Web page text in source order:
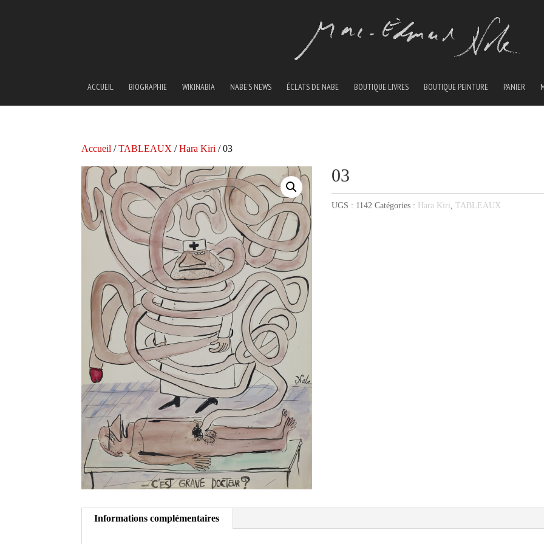
ACCUEIL BIOGRAPHIE WIKINABIA NABE’S NEWS ÉCLATS DE NABE BOUTIQUE LIVRES BOUTIQUE PEINTURE PANIER
Accueil /TABLEAUX /Hara Kiri / 03
03
UGS : 1142 Catégories : Hara Kiri,TABLEAUX
Informations complémentaires